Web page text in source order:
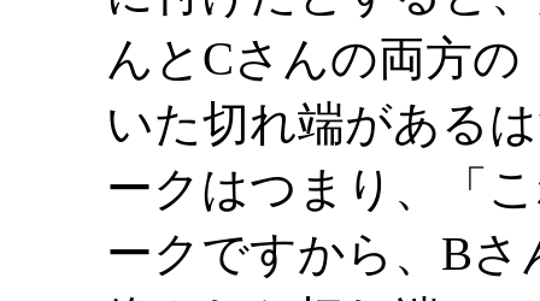
んとCさんの両方
いた切れ端がある
ークはつまり、「
ークですから、B